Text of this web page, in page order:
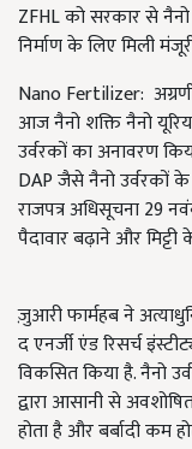
ZFHL को सरकार से
निर्माण के लिए मिली
Nano Fertilizer:
आज नैनो शक्ति नैनो
उर्वरकों का अनावरण
DAP जैसे नैनो उर्वरकों
राजपत्र अधिसूचना 29
पैदावार बढ़ाने और
ज़ुआरी फार्महब ने
द एनर्जी एंड रिसर्च
विकसित किया है. नैनो
द्वारा आसानी से
होता है और बर्बादी कम